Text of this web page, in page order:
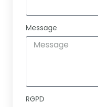
Message
RGPD